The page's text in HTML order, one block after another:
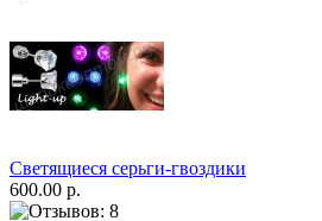
Светящиеся серьги-гвоздики
600.00 р.